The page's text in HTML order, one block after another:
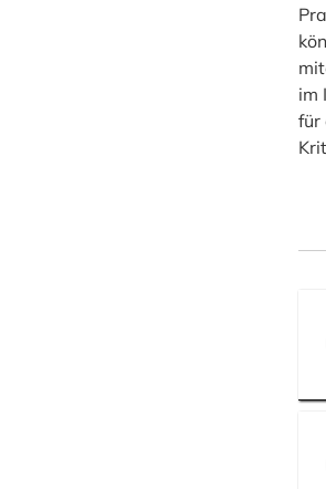
im
für